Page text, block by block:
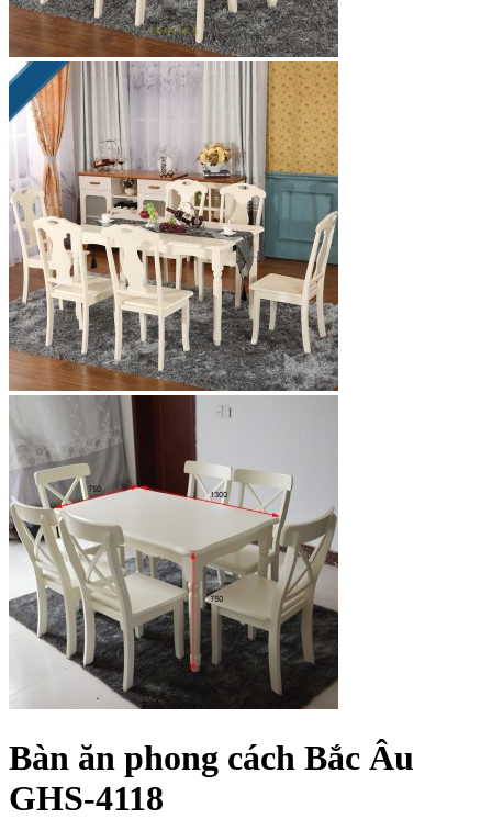
Bàn ăn phong cách Bắc Âu
GHS-4118